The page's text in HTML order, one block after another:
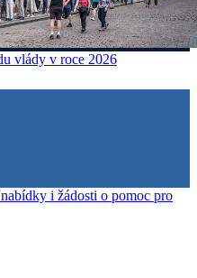
vlády v roce 2026
i žádosti o pomoc pro